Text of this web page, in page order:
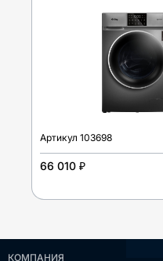
Артикул 103698
66 010 ₽
КОМПАНИЯ